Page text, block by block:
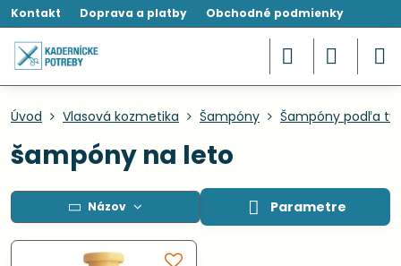
Kontakt Doprava a platby Obchodné podmienky
Úvod Vlasová kozmetika Šampóny Šampóny podľa
šampóny na leto
Názov Parametre